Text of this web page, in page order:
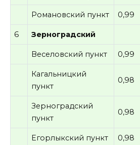
Романовский пункт 0,99
6 Зерноградский
Веселовский пункт 0,99
Кагальницкий
пункт
0,98
Зерноградский
пункт
0,98
Егорлыкский пункт 0,98